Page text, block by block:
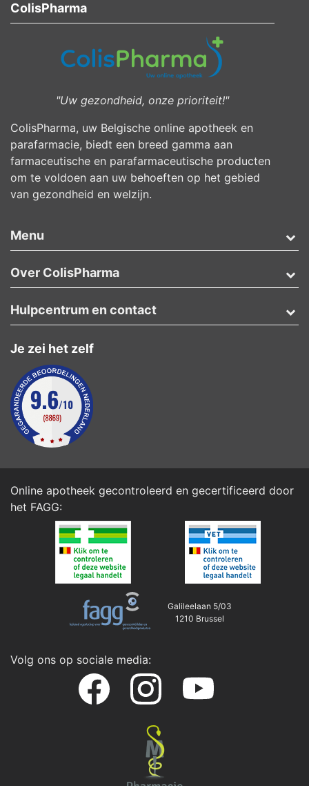
ColisPharma
"Uw gezondheid, onze prioriteit!"
ColisPharma, uw Belgische online apotheek en
parafarmacie, biedt een breed gamma aan
farmaceutische en parafarmaceutische producten
om te voldoen aan uw behoeften op het gebied
van gezondheid en welzijn.
Menu
Over ColisPharma
Je zei het zelf
Hulpcentrum en contact
Online apotheek gecontroleerd en gecertificeerd door
het FAGG:
Galileelaan 5/03
1210 Brussel
Volg ons op sociale media: